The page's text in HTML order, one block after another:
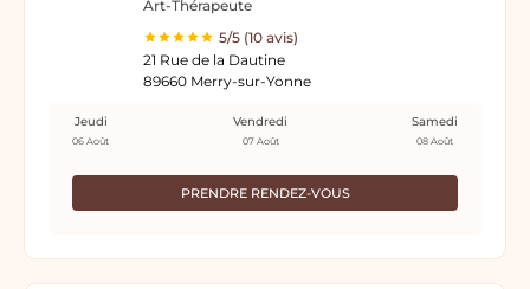
Art-Thérapeute
5/5 (10 avis)
21 Rue de la Dautine
89660 Merry-sur-Yonne
PRENDRE RENDEZ-VOUS
Jeudi
06 Août
Vendredi
07 Août
Samedi
08 Août